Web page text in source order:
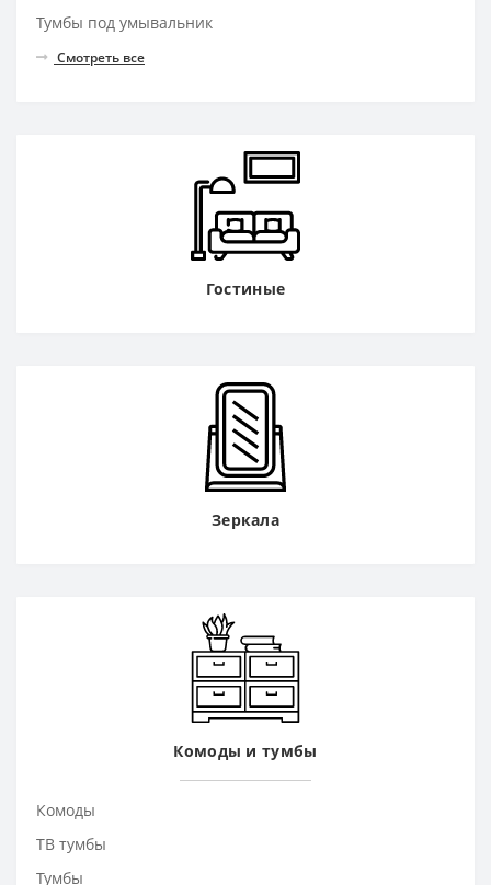
Тумбы под умывальник
Смотреть все
Гостиные
Зеркала
Комоды и тумбы
Комоды
ТВ тумбы
Тумбы